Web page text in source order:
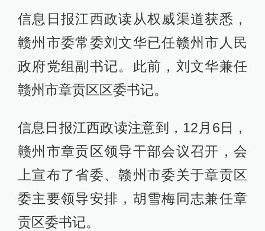
信息日报江西政读从权威渠道获悉，
赣州市委常委刘文华已任赣州市人民
政府党组副书记。此前，刘文华兼任
赣州市章贡区区委书记。
信息日报江西政读注意到，12月6日，
赣州市章贡区领导干部会议召开，会
上宣布了省委、赣州市委关于章贡区
委主要领导安排，胡雪梅同志兼任章
贡区委书记。